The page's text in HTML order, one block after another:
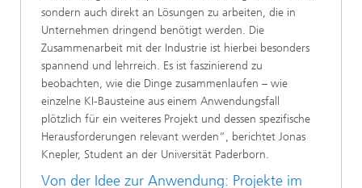
sondern auch direkt an Lösungen zu arbeiten, die in
Unternehmen dringend benötigt werden. Die
Zusammenarbeit mit der Industrie ist hierbei besonders
spannend und lehrreich. Es ist faszinierend zu
beobachten, wie die Dinge zusammenlaufen – wie
einzelne KI-Bausteine aus einem Anwendungsfall
plötzlich für ein weiteres Projekt und dessen spezifische
Herausforderungen relevant werden“, berichtet Jonas
Knepler, Student an der Universität Paderborn.
Von der Idee zur Anwendung: Projekte im